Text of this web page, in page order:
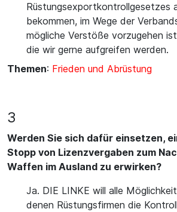
Rüstungsexportkontrollgesetzes
bekommen, im Wege der
mögliche Verstöße vorzugehen
die wir gerne aufgreifen werden.
Themen: Frieden und Abrüstung
3
Werden Sie sich dafür einsetzen,
Stopp von Lizenzvergaben zum
Waffen im Ausland zu erwirken?
Ja. DIE LINKE will alle
denen Rüstungsfirmen die